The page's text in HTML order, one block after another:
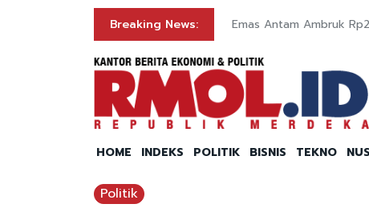
Breaking News: Emas Antam Ambruk
HOME INDEKS POLITIK BISNIS TEKNO
Politik